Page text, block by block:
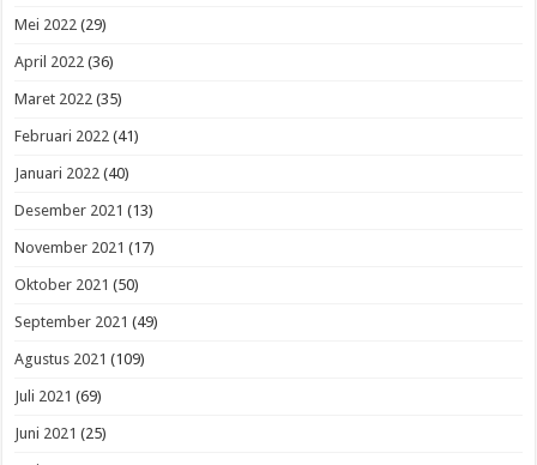
Mei 2022 (29)
April 2022 (36)
Maret 2022 (35)
Februari 2022 (41)
Januari 2022 (40)
Desember 2021 (13)
November 2021 (17)
Oktober 2021 (50)
September 2021 (49)
Agustus 2021 (109)
Juli 2021 (69)
Juni 2021 (25)